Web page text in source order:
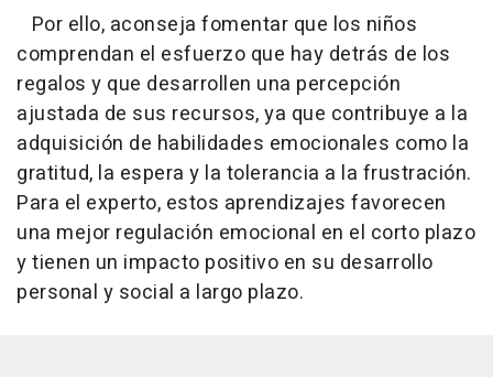
Por ello, aconseja fomentar que los niños
comprendan el esfuerzo que hay detrás de los
regalos y que desarrollen una percepción
ajustada de sus recursos, ya que contribuye a la
adquisición de habilidades emocionales como la
gratitud, la espera y la tolerancia a la frustración.
Para el experto, estos aprendizajes favorecen
una mejor regulación emocional en el corto plazo
y tienen un impacto positivo en su desarrollo
personal y social a largo plazo.